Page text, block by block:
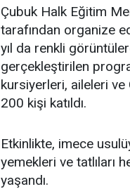
Çubuk Halk Eğitim
tarafından organize
yıl da renkli
gerçekleştirilen
kursiyerleri, aileleri
200 kişi katıldı.
Etkinlikte, imece
yemekleri ve tatlıları
yaşandı.